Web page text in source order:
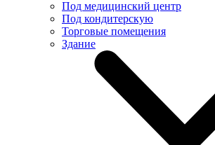
Под медицинский центр
Под кондитерскую
Торговые помещения
Здание